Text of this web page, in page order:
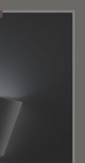
ist erhältlich in
inklusive.